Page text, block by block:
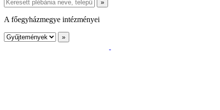
A főegyházmegye intézményei